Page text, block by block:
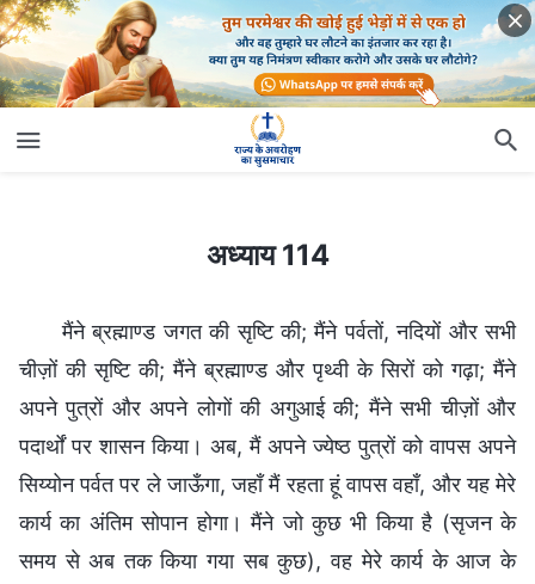
अध्याय 114
मैंने ब्रह्माण्ड जगत की सृष्टि की; मैंने पर्वतों, नदियों और सभी
चीज़ों की सृष्टि की; मैंने ब्रह्माण्ड और पृथ्वी के सिरों को गढ़ा; मैंने
अपने पुत्रों और अपने लोगों की अगुआई की; मैंने सभी चीज़ों और
पदार्थों पर शासन किया। अब, मैं अपने ज्येष्ठ पुत्रों को वापस अपने
सिय्योन पर्वत पर ले जाऊँगा, जहाँ मैं रहता हूं वापस वहाँ, और यह मेरे
कार्य का अंतिम सोपान होगा। मैंने जो कुछ भी किया है (सृजन के
समय से अब तक किया गया सब कुछ), वह मेरे कार्य के आज के